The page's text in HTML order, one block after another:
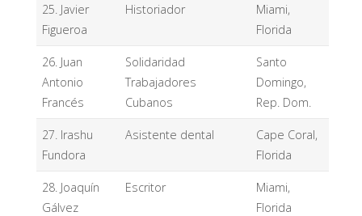
25. Javier
Figueroa
Historiador
Miami,
Florida
26. Juan
Antonio
Francés
Solidaridad
Trabajadores
Cubanos
Santo
Domingo,
Rep. Dom.
27. Irashu
Fundora
Asistente dental
Cape Coral,
Florida
28. Joaquín
Gálvez
Escritor
Miami,
Florida